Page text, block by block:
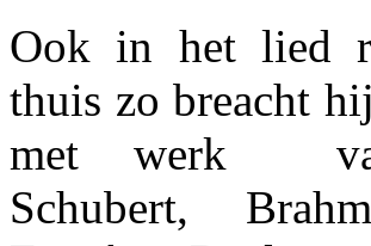
Ook in het lied
thuis zo breacht
met werk
Schubert,